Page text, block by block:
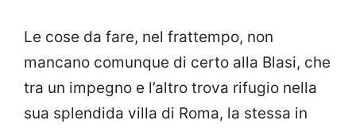
Le cose da fare, nel frattempo, non
mancano comunque di certo alla Blasi, che
tra un impegno e l’altro trova rifugio nella
sua splendida villa di Roma, la stessa in